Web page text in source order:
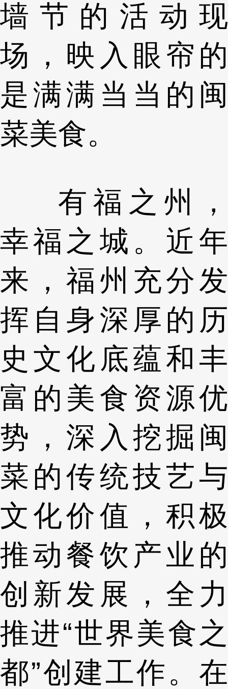
墙节的活动现
场，映入眼帘的
是满满当当的闽
菜美食。
有福之州，
幸福之城。近年
来，福州充分发
挥自身深厚的历
史文化底蕴和丰
富的美食资源优
势，深入挖掘闽
菜的传统技艺与
文化价值，积极
推动餐饮产业的
创新发展，全力
推进“世界美食之
都”创建工作。在